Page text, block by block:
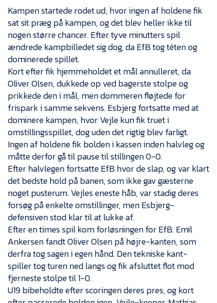
Aktionærinformation
Kontakt
Job i EfB
Presse
Kampen startede rodet ud, hvor ingen af holdene fik
sat sit præg på kampen, og det blev heller ikke til
nogen større chancer. Efter tyve minutters spil
ændrede kampbilledet sig dog, da EfB tog téten og
dominerede spillet.
Kort efter fik hjemmeholdet et mål annulleret, da
Oliver Olsen, dukkede op ved bagerste stolpe og
prikkede den i mål, men dommeren fløjtede for
frispark i samme sekvens. Esbjerg fortsatte med at
dominere kampen, hvor Vejle kun fik truet i
omstillingsspillet, dog uden det rigtig blev farligt.
Ingen af holdene fik bolden i kassen inden halvleg og
måtte derfor gå til pause til stillingen 0-0.
Efter halvlegen fortsatte EfB hvor de slap, og var klart
det bedste hold på banen, som ikke gav gæsterne
noget pusterum. Vejles eneste håb, var stadig deres
forsøg på enkelte omstillinger, men Esbjerg-
defensiven stod klar til at lukke af.
Efter en times spil kom forløsningen for EfB. Emil
Ankersen fandt Oliver Olsen på højre-kanten, som
derfra tog sagen i egen hånd. Den tekniske kant-
spiller tog turen ned langs og fik afsluttet flot mod
fjerneste stolpe til 1-0.
U19 bibeholdte efter scoringen deres pres, og kort